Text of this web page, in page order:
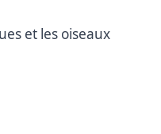
et les oiseaux